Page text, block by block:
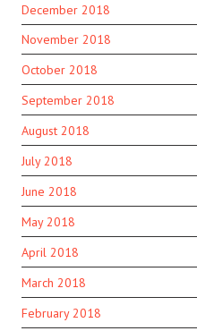
December 2018
November 2018
October 2018
September 2018
August 2018
July 2018
June 2018
May 2018
April 2018
March 2018
February 2018